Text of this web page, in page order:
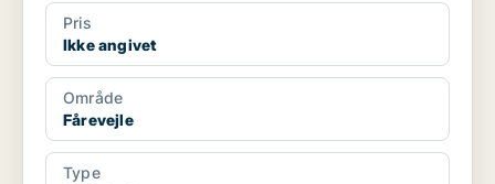
Pris
Ikke angivet
Område
Fårevejle
Type